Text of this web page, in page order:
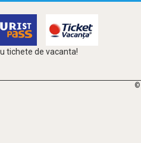
tichete de vacanta!
©